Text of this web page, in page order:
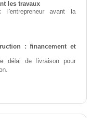
les travaux
l'entrepreneur avant la
: financement et
délai de livraison pour